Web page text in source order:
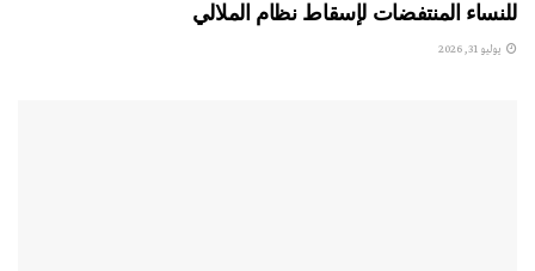
للنساء المنتفضات لإسقاط نظام الملالي
يوليو 31, 2026